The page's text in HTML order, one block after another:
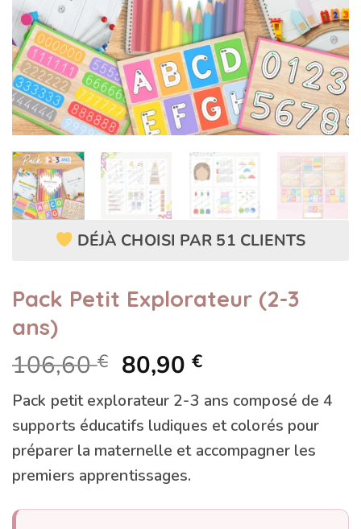
DÉJÀ CHOISI PAR 51 CLIENTS
Pack Petit Explorateur (2-3
ans)
106,60€ Le
prix
initial
était :
106,60 €.
80,90€Le
actuel
est :
80,90 €.
Pack petit explorateur 2-3 ans composé de 4
supports éducatifs ludiques et colorés pour
préparer la maternelle et accompagner les
premiers apprentissages.